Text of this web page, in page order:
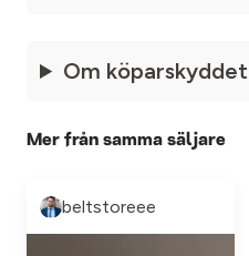
Om köparskyddet
Mer från samma säljare
beltstoreee